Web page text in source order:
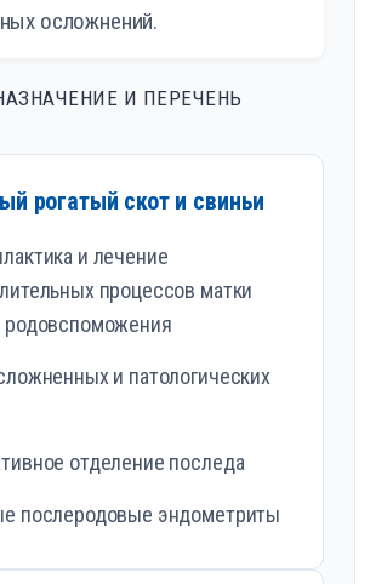
осложнений.
И ПЕРЕЧЕНЬ
рогатый скот и свиньи
и лечение
процессов матки
родовспоможения
и патологических
отделение последа
послеродовые эндометриты